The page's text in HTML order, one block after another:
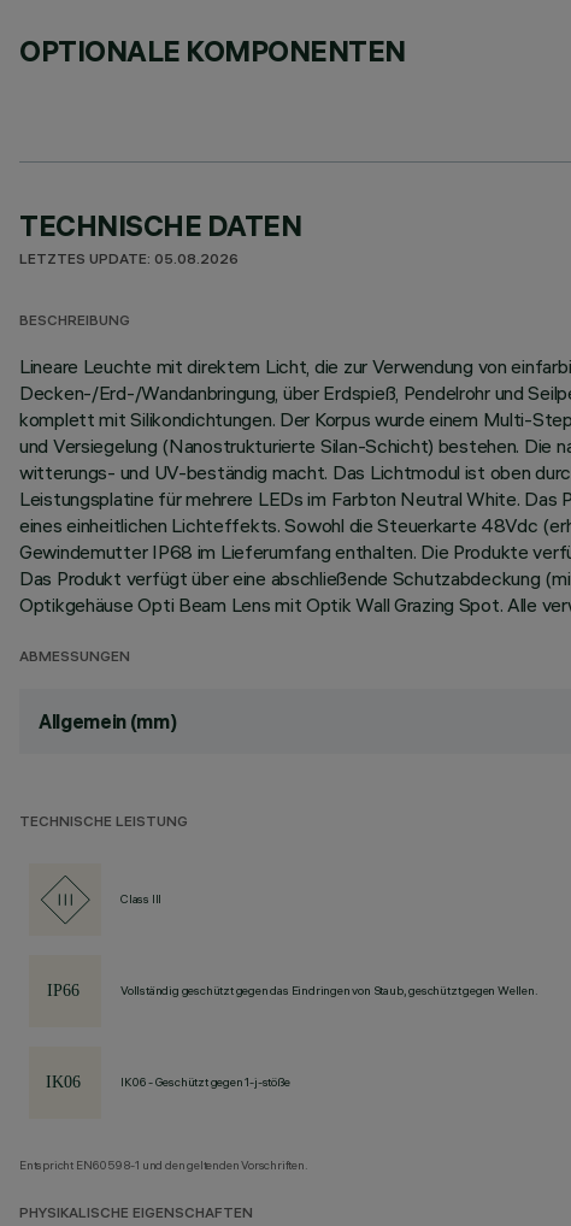
OPTIONALE KOMPONENTEN
TECHNISCHE DATEN
LETZTES UPDATE: 05.08.2026
BESCHREIBUNG
Lineare Leuchte mit direktem Licht, die zur Verwendung von
Decken-/Erd-/Wandanbringung, über Erdspieß, Pendelrohr und
komplett mit Silikondichtungen. Der Korpus wurde einem Multi-
und Versiegelung (Nanostrukturierte Silan-Schicht) bestehen. Die
witterungs- und UV-beständig macht. Das Lichtmodul ist oben
Leistungsplatine für mehrere LEDs im Farbton Neutral White.
eines einheitlichen Lichteffekts. Sowohl die Steuerkarte 48Vdc
Gewindemutter IP68 im Lieferumfang enthalten. Die Produkte
Das Produkt verfügt über eine abschließende Schutzabdeckung
Optikgehäuse Opti Beam Lens mit Optik Wall Grazing Spot. Alle
ABMESSUNGEN
Allgemein (mm)
TECHNISCHE LEISTUNG
Class III
Vollständig geschützt gegen das Eindringen von Staub, geschützt gegen Wellen.
IK06 - Geschützt gegen 1-j-stöße
Entspricht EN60598-1 und den geltenden Vorschriften.
PHYSIKALISCHE EIGENSCHAFTEN